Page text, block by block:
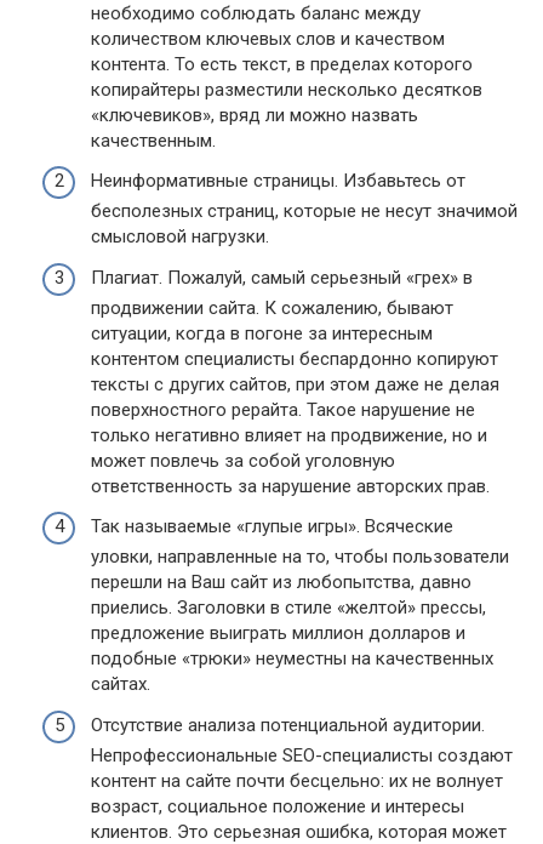
необходимо соблюдать баланс между
количеством ключевых слов и качеством
контента. То есть текст, в пределах которого
копирайтеры разместили несколько десятков
«ключевиков», вряд ли можно назвать
качественным.
Неинформативные страницы. Избавьтесь от
бесполезных страниц, которые не несут значимой
смысловой нагрузки.
Плагиат. Пожалуй, самый серьезный «грех» в
продвижении сайта. К сожалению, бывают
ситуации, когда в погоне за интересным
контентом специалисты беспардонно копируют
тексты с других сайтов, при этом даже не делая
поверхностного рерайта. Такое нарушение не
только негативно влияет на продвижение, но и
может повлечь за собой уголовную
ответственность за нарушение авторских прав.
Так называемые «глупые игры». Всяческие
уловки, направленные на то, чтобы пользователи
перешли на Ваш сайт из любопытства, давно
приелись. Заголовки в стиле «желтой» прессы,
предложение выиграть миллион долларов и
подобные «трюки» неуместны на качественных
сайтах.
Отсутствие анализа потенциальной аудитории.
Непрофессиональные SEO-специалисты создают
контент на сайте почти бесцельно: их не волнует
возраст, социальное положение и интересы
клиентов. Это серьезная ошибка, которая может